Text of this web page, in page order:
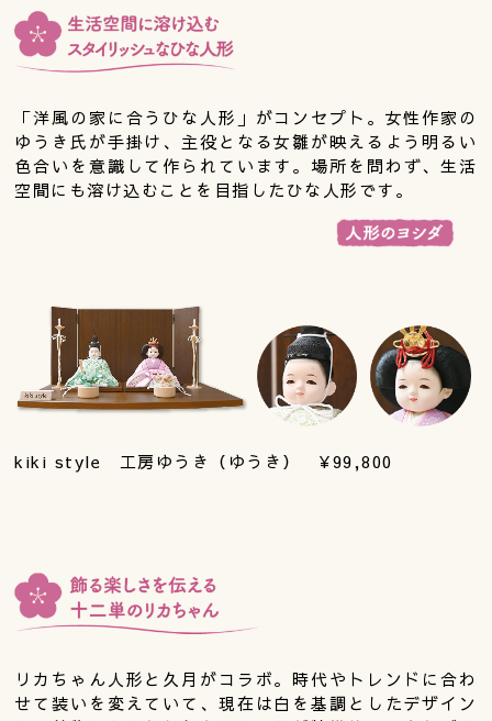
「洋風の家に合うひな人形」がコンセプト。女性作家の
ゆうき氏が手掛け、主役となる女雛が映えるよう明るい
色合いを意識して作られています。場所を問わず、生活
空間にも溶け込むことを目指したひな人形です。
kiki style 工房ゆうき（ゆうき） ¥99,800
リカちゃん人形と久月がコラボ。時代やトレンドに合わ
せて装いを変えていて、現在は白を基調としたデザイン